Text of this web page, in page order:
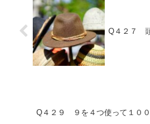
Q４２７
Q４２９ ９を４つ使って１０